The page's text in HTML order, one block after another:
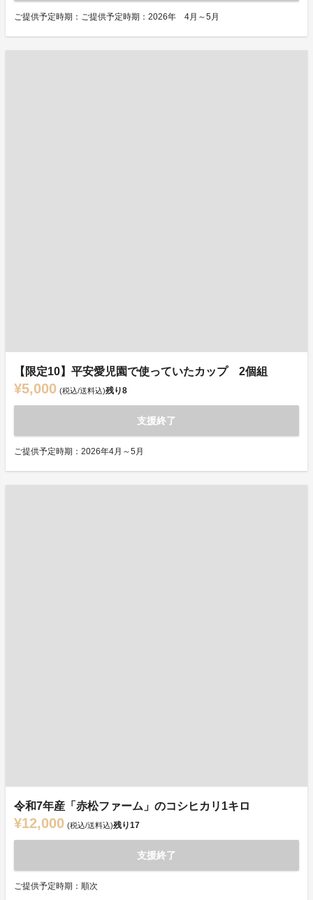
ご提供予定時期：ご提供予定時期：2026年 4月～5月
【限定10】平安愛児園で使っていたカップ 2個組
¥5,000 (税込/送料込)残り8
支援終了
ご提供予定時期：2026年4月～5月
令和7年産「赤松ファーム」のコシヒカリ1キロ
¥12,000 (税込/送料込)残り17
支援終了
ご提供予定時期：順次